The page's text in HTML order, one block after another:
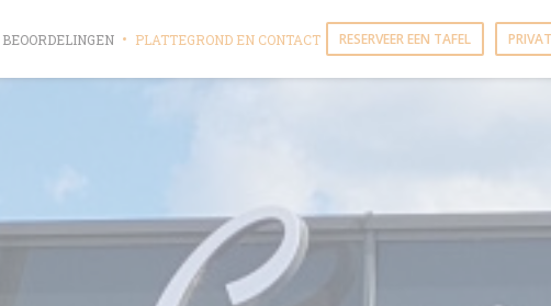
BEOORDELINGEN PLATTEGROND EN CONTACT RESERVEER EEN TAFEL